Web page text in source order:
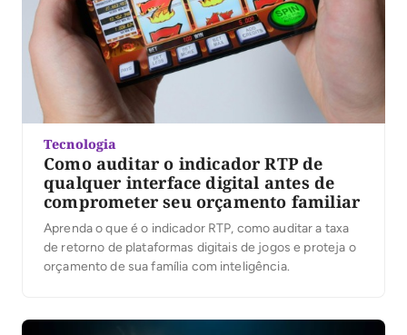
Tecnologia
Como auditar o indicador RTP de
qualquer interface digital antes de
comprometer seu orçamento familiar
Aprenda o que é o indicador RTP, como auditar a taxa
de retorno de plataformas digitais de jogos e proteja o
orçamento de sua família com inteligência.